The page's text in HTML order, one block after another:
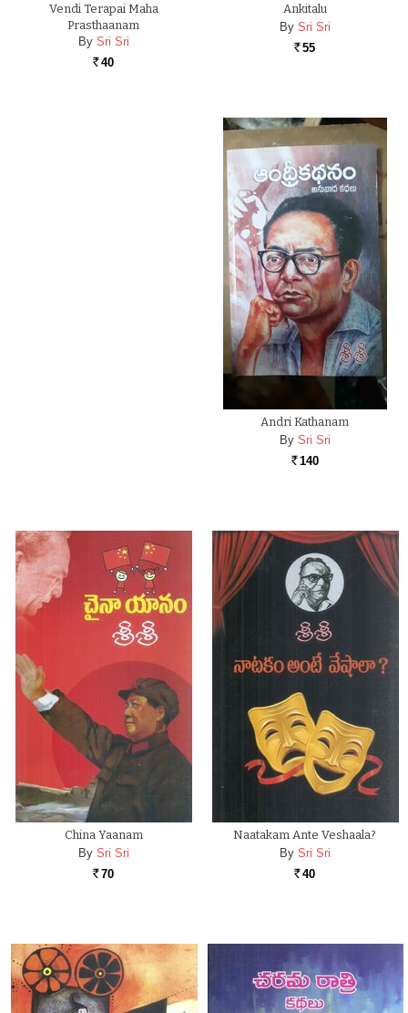
Vendi Terapai Maha
Prasthaanam
By Sri Sri
Rs. 40
Ankitalu
By Sri Sri
Rs. 55
Andri Kathanam
By Sri Sri
Rs. 140
China Yaanam
By Sri Sri
Rs. 70
Naatakam Ante Veshaala?
By Sri Sri
Rs. 40